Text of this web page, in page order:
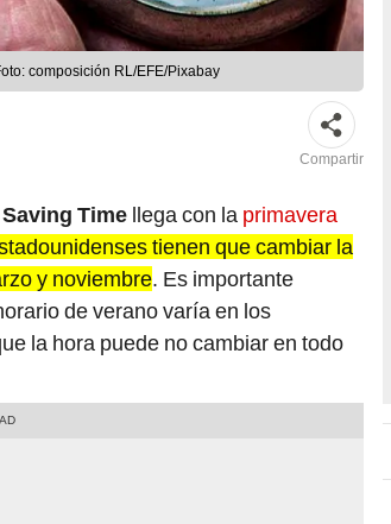
composición RL/EFE/Pixabay
Compartir
Time llega con la primavera
tienen que cambiar la
y noviembre. Es importante
de verano varía en los
la hora puede no cambiar en todo